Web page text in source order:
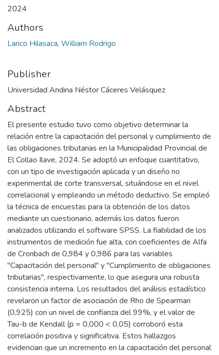
2024
Authors
Larico Hilasaca, William Rodrigo
Publisher
Universidad Andina Néstor Cáceres Velásquez
Abstract
El presente estudio tuvo como objetivo determinar la
relación entre la capacitación del personal y cumplimiento de
las obligaciones tributarias en la Municipalidad Provincial de
El Collao Ilave, 2024. Se adoptó un enfoque cuantitativo,
con un tipo de investigación aplicada y un diseño no
experimental de corte transversal, situándose en el nivel
correlacional y empleando un método deductivo. Se empleó
la técnica de encuestas para la obtención de los datos
mediante un cuestionario, además los datos fueron
analizados utilizando el software SPSS. La fiabilidad de los
instrumentos de medición fue alta, con coeficientes de Alfa
de Cronbach de 0,984 y 0,986 para las variables
"Capacitación del personal" y "Cumplimiento de obligaciones
tributarias", respectivamente, lo que asegura una robusta
consistencia interna. Los resultados del análisis estadístico
revelaron un factor de asociación de Rho de Spearman
(0,925) con un nivel de confianza del 99%, y el valor de
Tau-b de Kendall (p = 0,000 < 0,05) corroboró esta
correlación positiva y significativa. Estos hallazgos
evidencian que un incremento en la capacitación del personal